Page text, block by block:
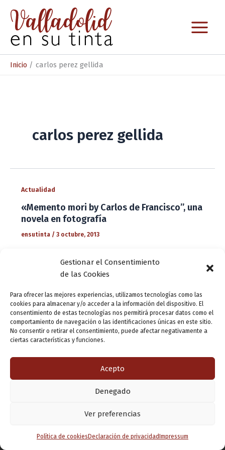
Gestionar el Consentimiento
de las Cookies
Para ofrecer las mejores experiencias, utilizamos tecnologías como las
cookies para almacenar y/o acceder a la información del dispositivo. El
consentimiento de estas tecnologías nos permitirá procesar datos como el
comportamiento de navegación o las identificaciones únicas en este sitio.
No consentir o retirar el consentimiento, puede afectar negativamente a
ciertas características y funciones.
Acepto
Denegado
Ver preferencias
Política de cookies Declaración de privacidad Impressum
contenido
Inicio carlos perez gellida
carlos perez gellida
Actualidad
«Memento mori by Carlos de Francisco”, una
novela en fotografía
ensutinta / 3 octubre, 2013
nos condujo a través de la palabra por diferentes puntos
de la ciudad de Valladolid. El 11 de octubre la novela
Copyright © 2026 Valladolid en su titna